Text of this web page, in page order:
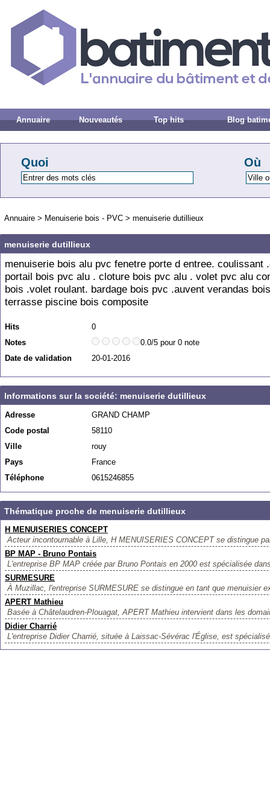
Annuaire Nouveautés Top hits Blog
Quoi Où
Annuaire > Menuiserie bois - PVC > menuiserie dutillieux
menuiserie dutillieux
menuiserie bois alu pvc fenetre porte d entree. coulissant
portail bois pvc alu . cloture bois pvc alu . volet pvc alu
bois .volet roulant. bardage bois pvc .auvent verandas
terrasse piscine bois composite
Hits
0
Notes
0.0/5 pour 0 note
Date de validation
20-01-2016
Informations sur la société: menuiserie dutillieux
Adresse
GRAND CHAMP
Code postal
58110
Ville
rouy
Pays
France
Téléphone
0615246855
Thématique proche de menuiserie dutillieux
H MENUISERIES CONCEPT
Acteur incontournable à Lille, H MENUISERIES CONCEPT se distingue
BP MAP - Bruno Pontais
L'entreprise BP MAP créée par Bruno Pontais en 2000 est spécialisée
SURMESURE
À Muzillac, l'entreprise SURMESURE se distingue en tant que menuisier
APERT Mathieu
Basée à Châtelaudren-Plouagat, APERT Mathieu intervient dans les
Didier Charrié
L'entreprise Didier Charrié, située à Laissac-Sévérac l'Église, est